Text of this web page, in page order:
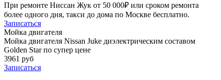
При ремонте Ниссан Жук от 50 000₽ или сроком ремонта
более одного дня, такси до дома по Москве бесплатно.
Записаться
Мойка двигателя
Мойка двигателя Nissan Juke диэлектрическим составом
Golden Star по супер цене
3961 руб
Записаться